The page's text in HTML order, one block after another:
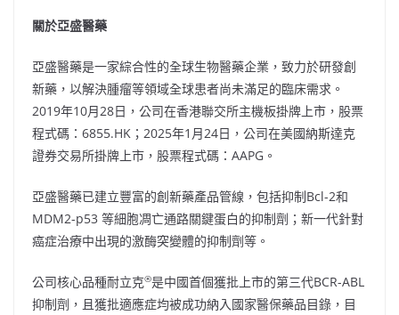
關於亞盛醫藥
亞盛醫藥是一家綜合性的全球生物醫藥企業，致力於研發創
新藥，以解決腫瘤等領域全球患者尚未滿足的臨床需求。
2019年10月28日，公司在香港聯交所主機板掛牌上市，股票
程式碼：6855.HK；2025年1月24日，公司在美國納斯達克
證券交易所掛牌上市，股票程式碼：AAPG。
亞盛醫藥已建立豐富的創新藥產品管線，包括抑制Bcl-2和
MDM2-p53 等細胞凋亡通路關鍵蛋白的抑制劑；新一代針對
癌症治療中出現的激酶突變體的抑制劑等。
公司核心品種耐立克®是中國首個獲批上市的第三代BCR-ABL
抑制劑，且獲批適應症均被成功納入國家醫保藥品目錄，目